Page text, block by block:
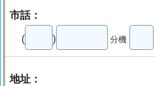
市話：
( ) 分機
地址：